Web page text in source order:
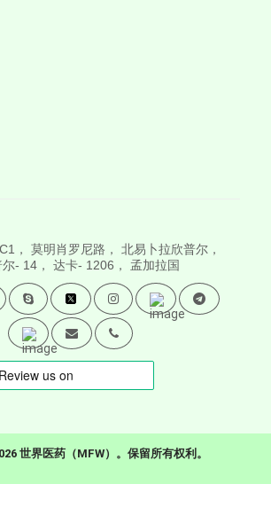
， 莫明肖罗尼路， 北易卜拉欣普尔，
- 14， 达卡- 1206， 孟加拉国
世界医药（MFW）。保留所有权利。